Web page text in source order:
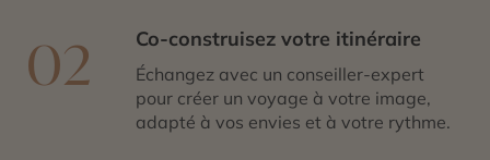
02 Co-construisez votre itinéraire
Échangez avec un conseiller-expert
pour créer un voyage à votre image,
adapté à vos envies et à votre rythme.